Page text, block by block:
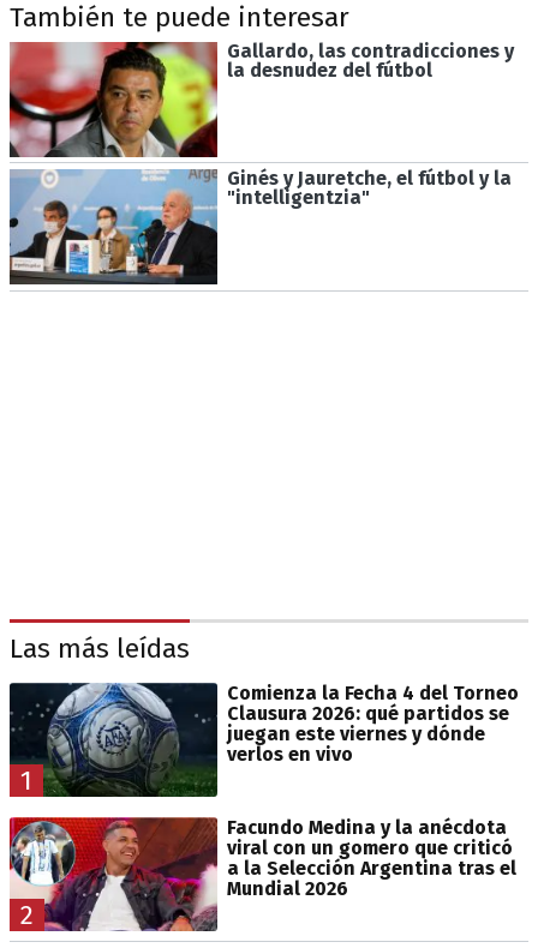
También te puede interesar
Gallardo, las contradicciones y
la desnudez del fútbol
Ginés y Jauretche, el fútbol y la
"intelligentzia"
Las más leídas
1
Comienza la Fecha 4 del Torneo
Clausura 2026: qué partidos se
juegan este viernes y dónde
verlos en vivo
2
Facundo Medina y la anécdota
viral con un gomero que criticó
a la Selección Argentina tras el
Mundial 2026